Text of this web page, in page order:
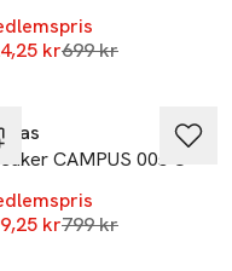
krLägsta pris 30
699 kr
CAMPUS 00s C
krLägsta pris 30
799 kr